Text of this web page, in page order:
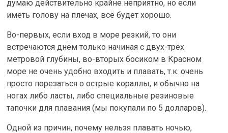
думаю действительно крайне неприятно, но если
иметь голову на плечах, всё будет хорошо.
Во-первых, если вход в море резкий, то они
встречаются днём только начиная с двух-трёх
метровой глубины, во-вторых босиком в Красном
море не очень удобно входить и плавать, т.к. очень
просто порезаться о острые кораллы, и обычно на
ногах либо ласты, либо специальные резиновые
тапочки для плавания (мы покупали по 5 долларов).
Одной из причин, почему нельзя плавать ночью,